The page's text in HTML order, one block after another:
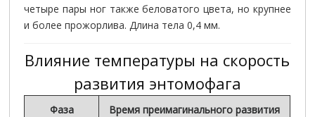
четыре пары ног также беловатого цвета, но крупнее
и более прожорлива. Длина тела 0,4 мм.
Влияние температуры на скорость
развития энтомофага
Фаза
Время преимагинального развития